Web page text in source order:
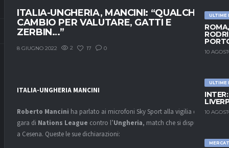
ULTIME
10
ULTIME
10
ITALIA-UNGHERIA, MANCINI: “QUALCHE
CAMBIO PER VALUTARE, GATTI E
ZERBIN…”
8 GIUGNO 2022 2 17 0
ITALIA-UNGHERIA MANCINI
Roberto Mancini ha parlato ai microfoni Sky Sport alla vigilia della
gara di Nations League contro l’Ungheria, match che si disputerà
a Cesena. Queste le sue dichiarazioni: